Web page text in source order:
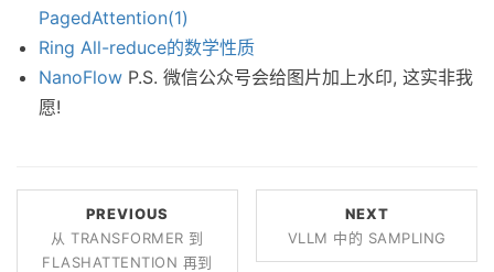
PagedAttention(1)
Ring All-reduce的数学性质
NanoFlow P.S. 微信公众号会给图片加上水印, 这实非我
愿!
PREVIOUS
从 TRANSFORMER 到
FLASHATTENTION 再到
NEXT
VLLM 中的 SAMPLING